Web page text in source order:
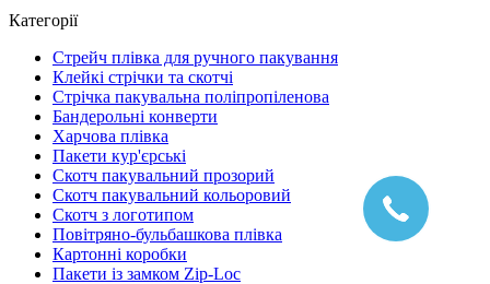
Категорії
Стрейч плівка для ручного пакування
Клейкі стрічки та скотчі
Стрічка пакувальна поліпропіленова
Бандерольні конверти
Харчова плівка
Пакети кур'єрські
Cкотч пакувальний прозорий
Скотч пакувальний кольоровий
Cкотч з логотипом
Повітряно-бульбашкова плівка
Картонні коробки
Пакети із замком Zip-Loc